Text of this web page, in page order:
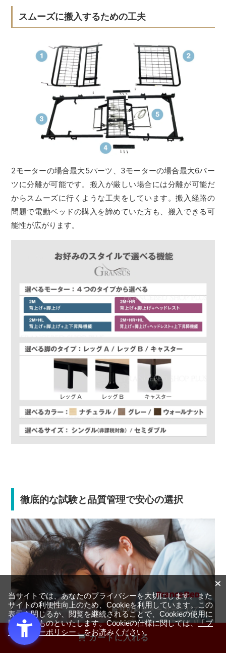
カートに入れる
スムーズに搬入するための工夫
2モーターの場合最大5パーツ、3モーターの場合最大6パー
ツに分離が可能です。搬入が厳しい場合には分離が可能だ
からスムーズに行くような工夫をしています。搬入経路の
問題で電動ベッドの購入を諦めていた方も、搬入できる可
能性が広がります。
徹底的な試験と品質管理で安心の選択
当サイトでは、あなたのプライバシーを大切にします。また
サイトの利便性向上のため、Cookieを利用しています。この
表示を閉じるか、閲覧を継続されることで、Cookieの使用に
同意するものといたします。Cookieの仕様に関しては、「プ
ライバシーポリシー」をお読みください。